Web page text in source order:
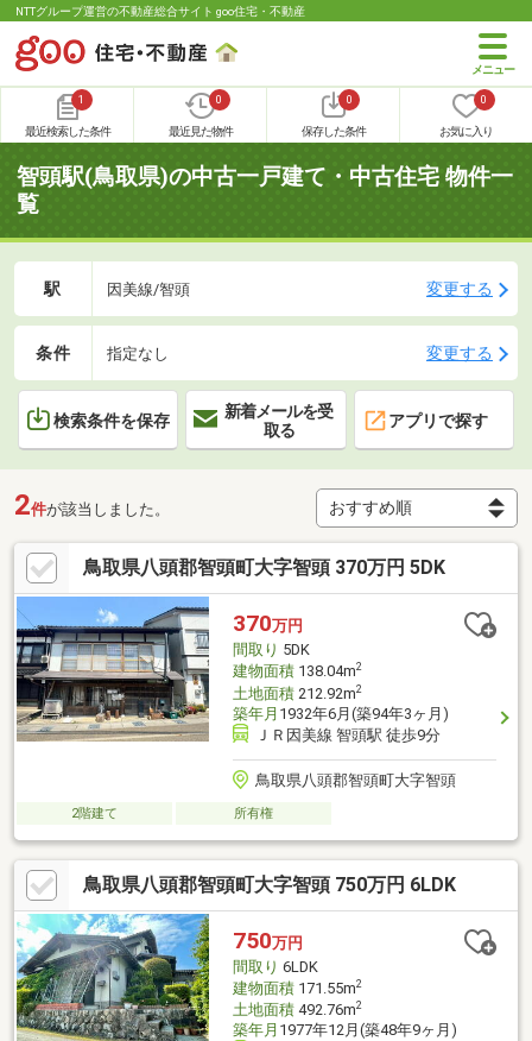
NTTグループ運営の不動産総合サイト goo住宅・不動産
1
最近検索した条件
0
最近見た物件
0
保存した条件
0
お気に入り
智頭駅(鳥取県)の中古一戸建て・中古住宅 物件一
覧
駅 因美線/智頭 変更する
条件 指定なし 変更する
検索条件を保存
新着メールを受
取る
アプリで探す
2件が該当しました。
鳥取県八頭郡智頭町大字智頭 370万円 5DK
370万円
間取り 5DK
建物面積138.04m2
土地面積212.92m2
築年月 1932年6月(築94年3ヶ月)
ＪＲ因美線 智頭駅 徒歩9分
鳥取県八頭郡智頭町大字智頭
2階建て 所有権
鳥取県八頭郡智頭町大字智頭 750万円 6LDK
750万円
間取り 6LDK
建物面積171.55m2
土地面積492.76m2
築年月 1977年12月(築48年9ヶ月)